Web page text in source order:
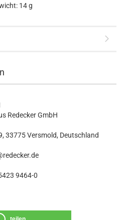
14 g
Redecker GmbH
33775 Versmold, Deutschland
9464-0